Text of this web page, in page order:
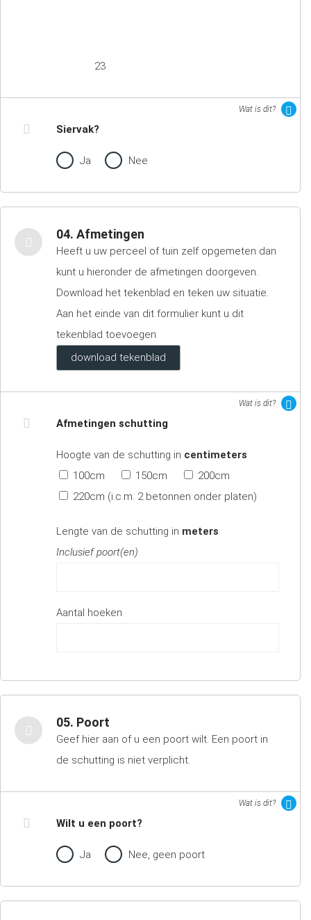
23
Wat is dit?
Siervak?
Ja Nee
04. Afmetingen
Heeft u uw perceel of tuin zelf opgemeten dan
kunt u hieronder de afmetingen doorgeven.
Download het tekenblad en teken uw situatie.
Aan het einde van dit formulier kunt u dit
tekenblad toevoegen
download tekenblad
Wat is dit?
Afmetingen schutting
Hoogte van de schutting in centimeters
100cm
150cm
200cm
220cm (i.c.m. 2 betonnen onder platen)
Lengte van de schutting in meters
Inclusief poort(en)
Aantal hoeken
05. Poort
Geef hier aan of u een poort wilt. Een poort in
de schutting is niet verplicht.
Wat is dit?
Wilt u een poort?
Ja Nee, geen poort